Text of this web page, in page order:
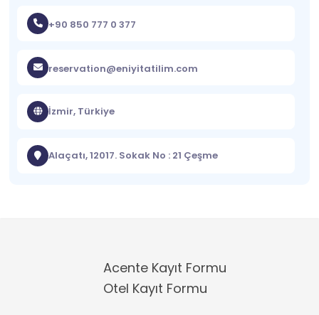
+90 850 777 0 377
reservation@eniyitatilim.com
İzmir, Türkiye
Alaçatı, 12017. Sokak No : 21 Çeşme
Acente Kayıt Formu
Otel Kayıt Formu